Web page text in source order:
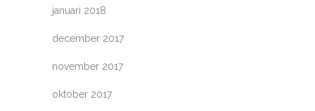
januari 2018
december 2017
november 2017
oktober 2017